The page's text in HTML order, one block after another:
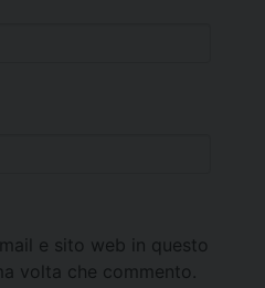
e sito web in questo
volta che commento.